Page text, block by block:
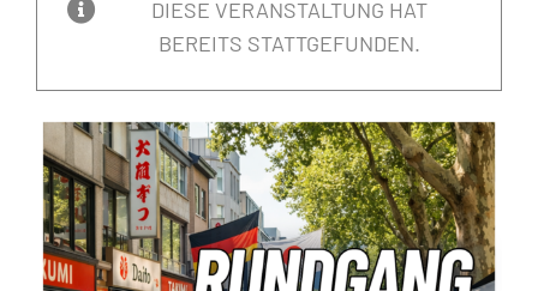
DIESE VERANSTALTUNG HAT
BEREITS STATTGEFUNDEN.